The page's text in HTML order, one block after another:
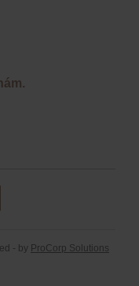
- by ProCorp Solutions